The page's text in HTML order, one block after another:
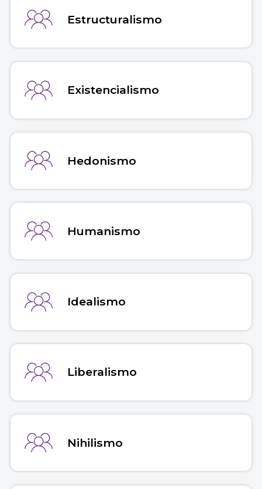
Estructuralismo
Existencialismo
Hedonismo
Humanismo
Idealismo
Liberalismo
Nihilismo